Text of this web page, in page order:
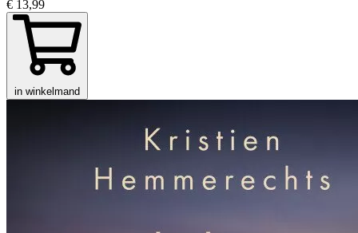
€ 13,99
in winkelmand